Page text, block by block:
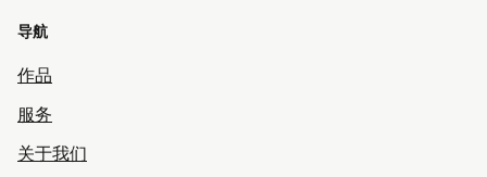
导航
作品
服务
关于我们